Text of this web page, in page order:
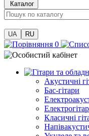
Каталог
UA RU
0
Акустичні
Бас-гітари
Класичні